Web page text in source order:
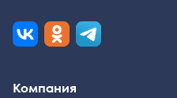
Компания